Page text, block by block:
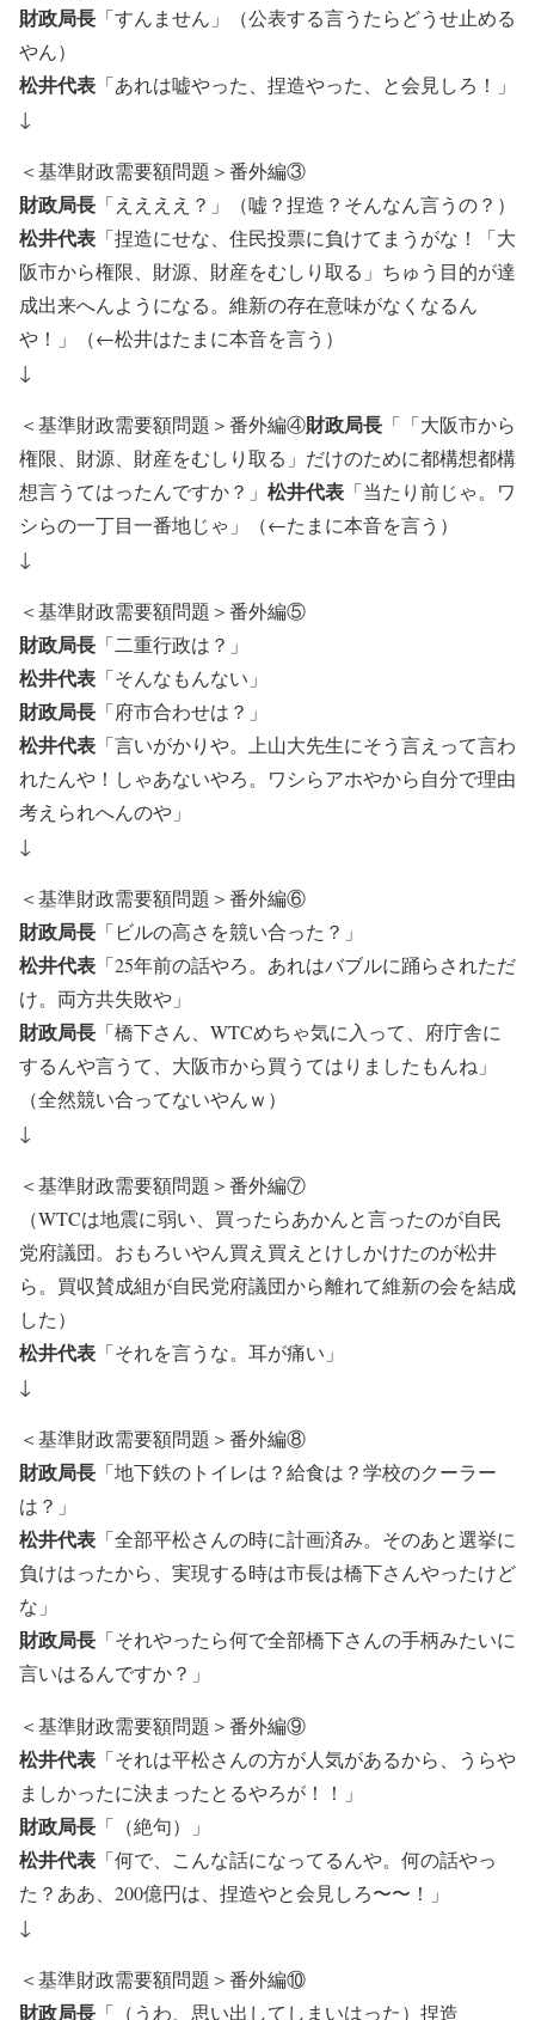
財政局長 「すんません」（公表する言うたらどうせ止める
やん）
松井代表 「あれは嘘やった、捏造やった、と会見しろ！」
↓
＜基準財政需要額問題＞番外編③
財政局長 「ええええ？」（嘘？捏造？そんなん言うの？）
松井代表 「捏造にせな、住民投票に負けてまうがな！「大
阪市から権限、財源、財産をむしり取る」ちゅう目的が達
成出来へんようになる。維新の存在意味がなくなるん
や！」（←松井はたまに本音を言う）
↓
＜基準財政需要額問題＞番外編④財政局長 「「大阪市から
権限、財源、財産をむしり取る」だけのために都構想都構
想言うてはったんですか？」 松井代表 「当たり前じゃ。ワ
シらの一丁目一番地じゃ」（←たまに本音を言う）
↓
＜基準財政需要額問題＞番外編⑤
財政局長 「二重行政は？」
松井代表 「そんなもんない」
財政局長 「府市合わせは？」
松井代表 「言いがかりや。上山大先生にそう言えって言わ
れたんや！しゃあないやろ。ワシらアホやから自分で理由
考えられへんのや」
↓
＜基準財政需要額問題＞番外編⑥
財政局長 「ビルの高さを競い合った？」
松井代表 「25年前の話やろ。あれはバブルに踊らされただ
け。両方共失敗や」
財政局長 「橋下さん、WTCめちゃ気に入って、府庁舎に
するんや言うて、大阪市から買うてはりましたもんね」
（全然競い合ってないやんｗ）
↓
＜基準財政需要額問題＞番外編⑦
（WTCは地震に弱い、買ったらあかんと言ったのが自民
党府議団。おもろいやん買え買えとけしかけたのが松井
ら。買収賛成組が自民党府議団から離れて維新の会を結成
した）
松井代表 「それを言うな。耳が痛い」
↓
＜基準財政需要額問題＞番外編⑧
財政局長 「地下鉄のトイレは？給食は？学校のクーラー
は？」
松井代表 「全部平松さんの時に計画済み。そのあと選挙に
負けはったから、実現する時は市長は橋下さんやったけど
な」
財政局長 「それやったら何で全部橋下さんの手柄みたいに
言いはるんですか？」
＜基準財政需要額問題＞番外編⑨
松井代表 「それは平松さんの方が人気があるから、うらや
ましかったに決まったとるやろが！！」
財政局長 「（絶句）」
松井代表 「何で、こんな話になってるんや。何の話やっ
た？ああ、200億円は、捏造やと会見しろ〜〜！」
↓
＜基準財政需要額問題＞番外編⑩
財政局長 「（うわ、思い出してしまいはった）捏造